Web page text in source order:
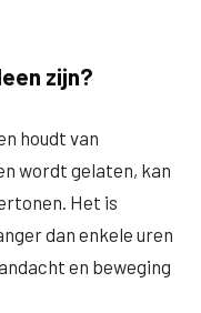
zijn?
houdt van
wordt gelaten, kan
Het is
dan enkele uren
en beweging